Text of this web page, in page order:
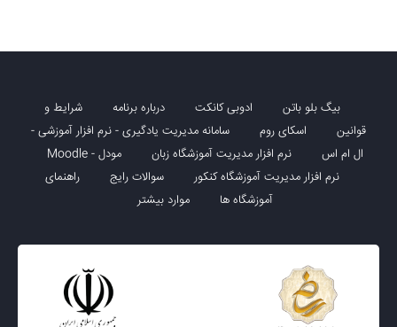
بیگ بلو باتن ادوبی کانکت درباره برنامه
شرایط و
قوانین
اسکای روم
سامانه مدیریت یادگیری - نرم افزار آموزشی -
ال ام اس
نرم افزار مدیریت آموزشگاه زبان
مودل - Moodle
نرم افزار مدیریت آموزشگاه کنکور
سوالات رایج
راهنمای
آموزشگاه ها
موارد بیشتر